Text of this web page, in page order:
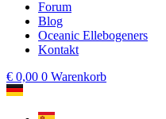
Forum
Blog
Oceanic Ellebogeners
Kontakt
€ 0,00 0 Warenkorb